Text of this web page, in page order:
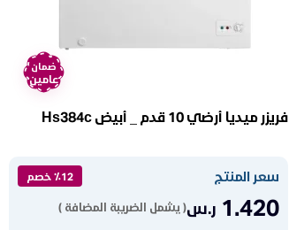
ضمان
عامين
فريزر ميديا أرضي 10 قدم _ أبيض Hs384c
سعر المنتج ٪12 خصم
1.420 ر.س( يشمل الضريبة المضافة )